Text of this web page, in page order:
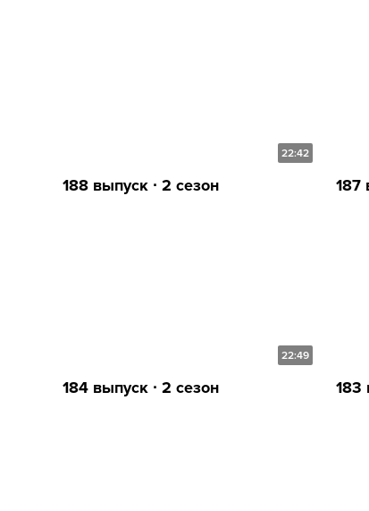
22:42
188 выпуск ∙ 2 сезон 187
22:49
184 выпуск ∙ 2 сезон 183